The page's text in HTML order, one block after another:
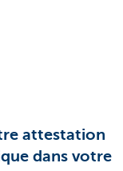
attestation
dans votre